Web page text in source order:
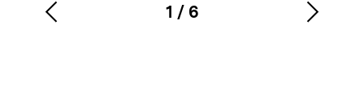
Karussellinhalt
1
von
/ 6
Vorherigen